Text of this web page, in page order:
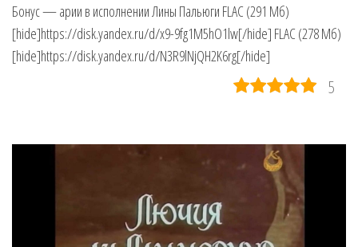
Бонус — арии в исполнении Лины Пальюги FLAC (291 Мб)
[hide]https://disk.yandex.ru/d/x9-9fg1M5hO1lw[/hide] FLAC (278 Мб)
[hide]https://disk.yandex.ru/d/N3R9lNjQH2K6rg[/hide]
5